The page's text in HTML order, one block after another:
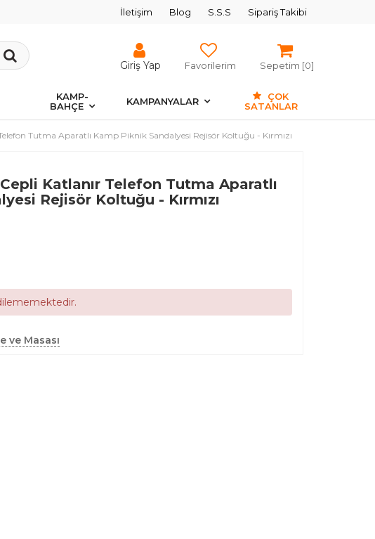
İletişim Blog S.S.S Sipariş Takibi
Giriş Yap Favorilerim Sepetim [0]
KAMP-
BAHÇE
KAMPANYALAR
ÇOK
SATANLAR
Tutma Aparatlı Kamp Piknik Sandalyesi Rejisör Koltuğu - Kırmızı
Katlanır Telefon Tutma Aparatlı
Rejisör Koltuğu - Kırmızı
ve Masası